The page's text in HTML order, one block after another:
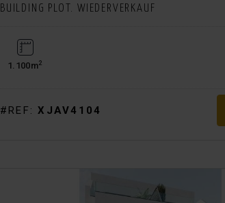
BUILDING PLOT. WIEDERVERKAUF
1.100m2
#REF:XJAV4104